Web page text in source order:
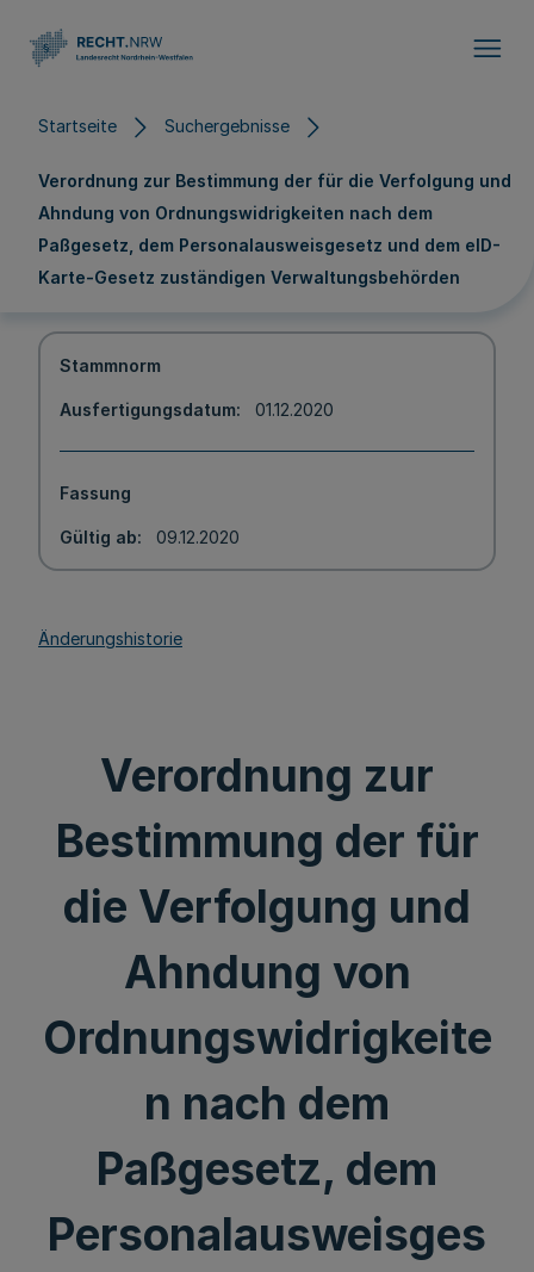
Startseite Suchergebnisse
Verordnung zur Bestimmung der für die Verfolgung und
Ahndung von Ordnungswidrigkeiten nach dem
Paßgesetz, dem Personalausweisgesetz und dem eID-
Karte-Gesetz zuständigen Verwaltungsbehörden
Stammnorm
Ausfertigungsdatum 01.12.2020
Fassung
Gültig ab 09.12.2020
Änderungshistorie
Verordnung zur
Bestimmung der für
die Verfolgung und
Ahndung von
Ordnungswidrigkeite
n nach dem
Paßgesetz, dem
Personalausweisges